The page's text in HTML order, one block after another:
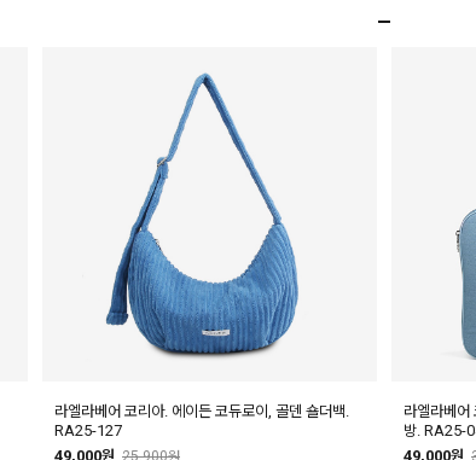
라엘라베어 코리아. 에이든 코듀로이, 골덴 숄더백.
RA25-127
49,000원 25,900원
라엘라베어
방. RA25-
49,000원